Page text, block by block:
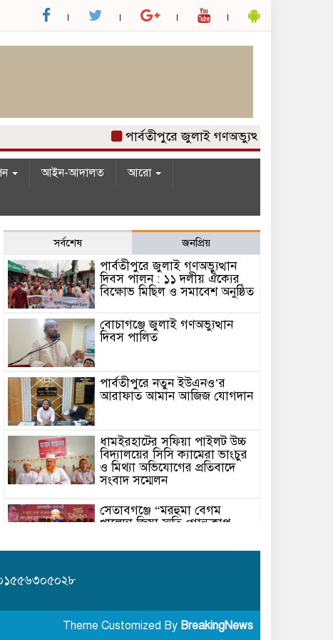
পার্বতীপুরে জুলাই গণঅভ্যুত্থান দিবস
আইন-আদালত
আরো
সর্বশেষ জনপ্রিয়
পার্বতীপুরে জুলাই গণঅভ্যুত্থান
দিবস পালন : ১১ দলীয় ঐক্যের
বিক্ষোভ মিছিল ও সমাবেশ অনুষ্ঠিত
বোচাগঞ্জে জুলাই গণঅভ্যুত্থান
দিবস পালিত
পার্বতীপুরে নতুন ইউএনও’র
আরাফাত আমান আজিজ যোগদান
ধামইরহাটের সফিয়া পাইলট উচ্চ
বিদ্যালয়ের সিসি ক্যামেরা ভাংচুর
ও মিথ্যা অভিযোগের প্রতিবাদে
সংবাদ সম্মেলন
সেতাবগঞ্জে “মরহুমা বেগম
খালেদা জিয়া স্মৃতি গোল্ডকাপ
উদ্বোধন
০১৫৫৬৩০৫০২৮
Theme Customized By BreakingNews